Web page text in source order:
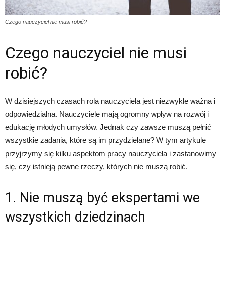
Czego nauczyciel nie musi robić?
Czego nauczyciel nie musi
robić?
W dzisiejszych czasach rola nauczyciela jest niezwykle ważna i
odpowiedzialna. Nauczyciele mają ogromny wpływ na rozwój i
edukację młodych umysłów. Jednak czy zawsze muszą pełnić
wszystkie zadania, które są im przydzielane? W tym artykule
przyjrzymy się kilku aspektom pracy nauczyciela i zastanowimy
się, czy istnieją pewne rzeczy, których nie muszą robić.
1. Nie muszą być ekspertami we
wszystkich dziedzinach